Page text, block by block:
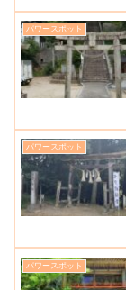
パワースポット
パワースポット
パワースポット